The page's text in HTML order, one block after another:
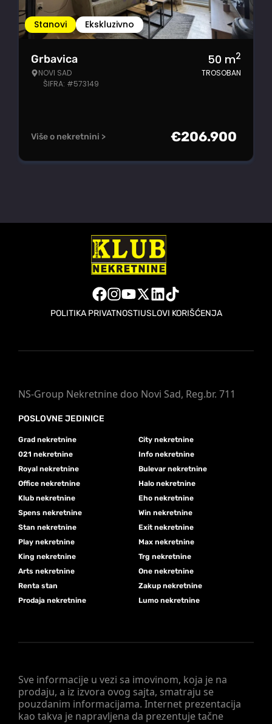
Stanovi Ekskluzivno
Grbavica
NOVI SAD
ŠIFRA: #573149
50 m2
TROSOBAN
Više o nekretnini > €206.900
POLITIKA PRIVATNOSTIUSLOVI KORIŠĆENJA
Sve informacije u vezi sa imovinom, koja je na
prodaju, a iz izvora ovog sajta, smatraju se
pouzdanim informacijama. Internet prezentacija
kao takva je napravljena da prezentuje tačne
NS-Group Nekretnine doo Novi Sad, Reg.br. 711
POSLOVNE JEDINICE
Grad nekretnine
City nekretnine
021 nekretnine
Info nekretnine
Royal nekretnine
Bulevar nekretnine
Office nekretnine
Halo nekretnine
Klub nekretnine
Eho nekretnine
Spens nekretnine
Win nekretnine
Stan nekretnine
Exit nekretnine
Play nekretnine
Max nekretnine
King nekretnine
Trg nekretnine
Arts nekretnine
One nekretnine
Renta stan
Zakup nekretnine
Prodaja nekretnine
Lumo nekretnine